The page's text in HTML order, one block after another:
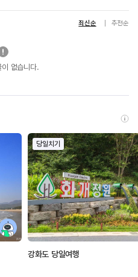
최신순 추천순
이 없습니다.
당일치기
강화도 당일여행